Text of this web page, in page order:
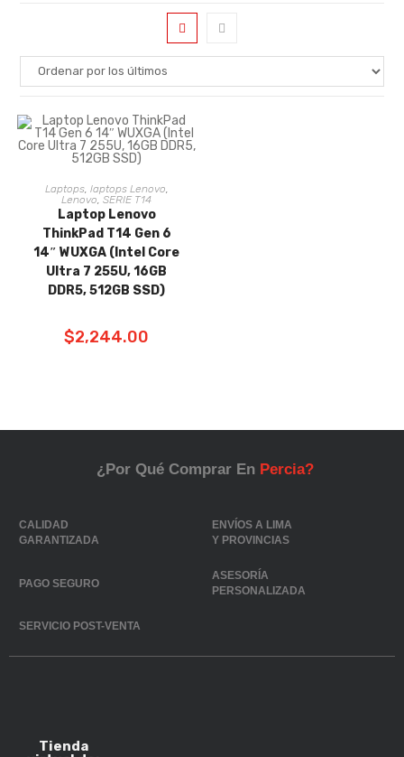
AÑADIR AL
CARRITO
Laptops, laptops Lenovo
Lenovo ,SERIE T14
Laptop Lenovo
ThinkPad T14 Gen 6
14″ WUXGA (Intel Core
Ultra 7 255U, 16GB
DDR5, 512GB SSD)
$2,244.00
¿Por Qué Comprar En Percia?
CALIDAD
GARANTIZADA
ENVÍOS A LIMA
Y PROVINCIAS
PAGO SEGURO
ASESORÍA
PERSONALIZADA
SERVICIO POST-VENTA
Tienda